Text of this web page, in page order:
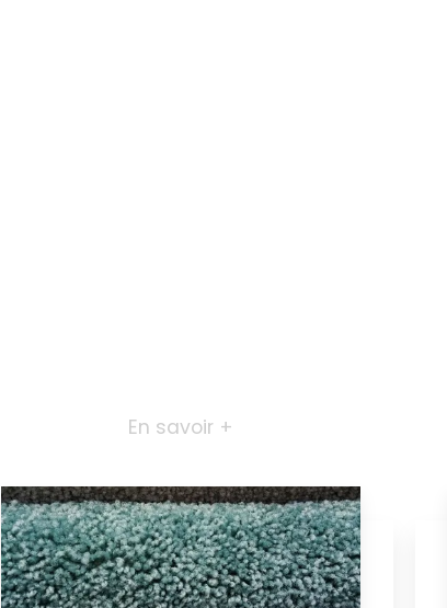
En savoir +